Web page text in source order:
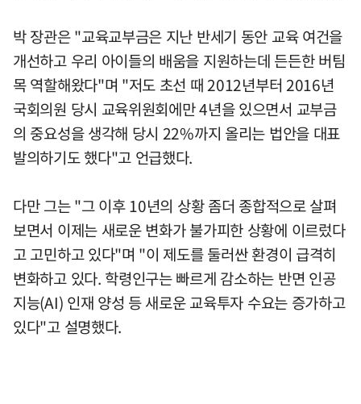
박 장관은 "교육교부금은 지난 반세기 동안 교육 여건을
개선하고 우리 아이들의 배움을 지원하는데 든든한 버팀
목 역할해왔다"며 "저도 초선 때 2012년부터 2016년
국회의원 당시 교육위원회에만 4년을 있으면서 교부금
의 중요성을 생각해 당시 22%까지 올리는 법안을 대표
발의하기도 했다"고 언급했다.
다만 그는 "그 이후 10년의 상황 좀더 종합적으로 살펴
보면서 이제는 새로운 변화가 불가피한 상황에 이르렀다
고 고민하고 있다"며 "이 제도를 둘러싼 환경이 급격히
변화하고 있다. 학령인구는 빠르게 감소하는 반면 인공
지능(AI) 인재 양성 등 새로운 교육투자 수요는 증가하고
있다"고 설명했다.